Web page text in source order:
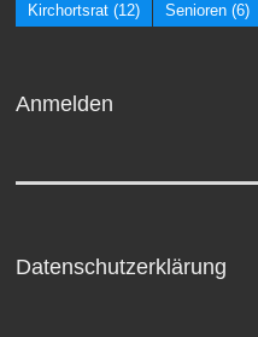
Kirchortsrat (12) Senioren (6)
Anmelden
Datenschutzerklärung